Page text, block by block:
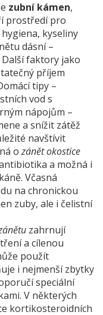
zubní kámen,
prostředí pro
, kyseliny
dásní –
faktory jako
příjem
tipy –
vod s
nápojům –
a snížit zátěž
navštívit
ozánět okostice
a možná i
Včasná
na chronickou
zuby, ale i čelistní
zahrnují
a cílenou
použít
i nejmenší zbytky
speciální
V některých
kortikosteroidních